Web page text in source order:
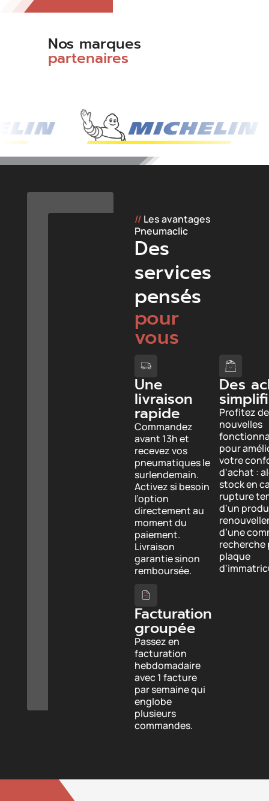
Nos marques
partenaires
// Les avantages
Pneumaclic
Des
services
pensés
pour
vous
Une
livraison
rapide
Commandez
avant 13h et
recevez vos
pneumatiques le
surlendemain.
Activez si besoin
l’option
directement au
moment du
paiement.
Livraison
garantie sinon
remboursée.
Des
Profitez de
nouvelles
pour
votre
d'achat :
stock en
rupture
d'un
d’une
recherche
plaque
Facturation
groupée
Passez en
facturation
hebdomadaire
avec 1 facture
par semaine qui
englobe
plusieurs
commandes.